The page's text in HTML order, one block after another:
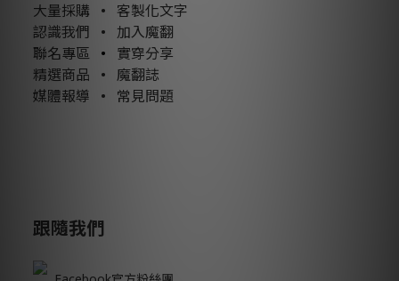
大量採購 •
客製化文字
認識我們 •
加入魔翻
聯名專區 •
實穿分享
精選商品 • 魔翻誌
媒體報導
• 常見問題
跟隨我們